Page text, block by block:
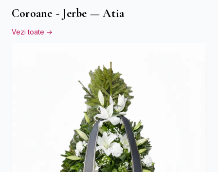
Coroane - Jerbe — Atia
Vezi toate →